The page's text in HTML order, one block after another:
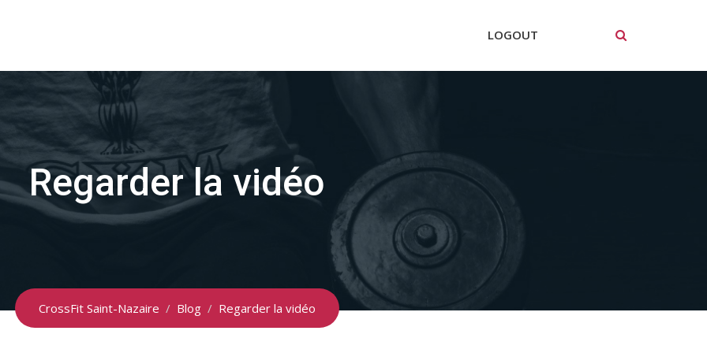
LOGOUT
Regarder la vidéo
CrossFit Saint-Nazaire / Blog / Regarder la vidéo